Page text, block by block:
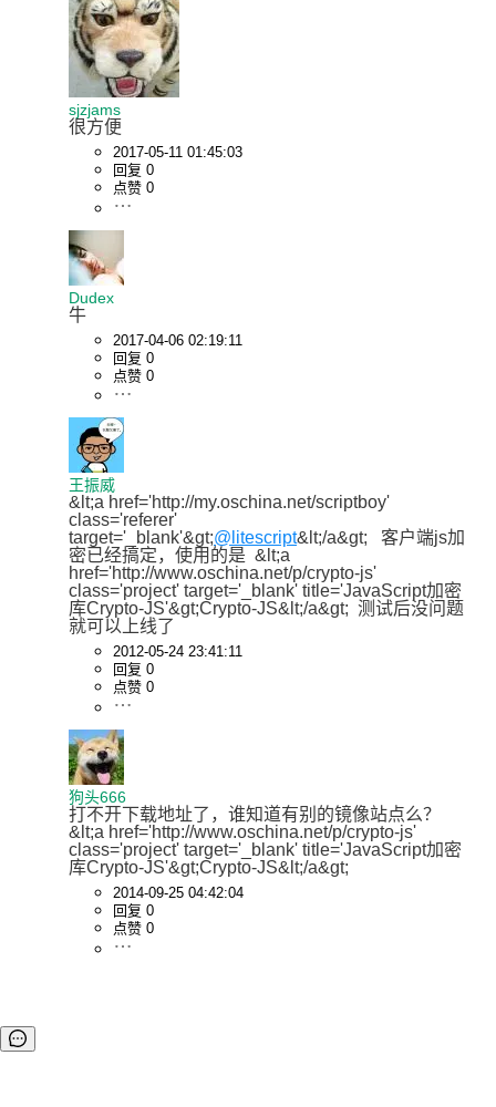
sjzjams
很方便
2017-05-11 01:45:03
回复 0
点赞 0
Dudex
牛
2017-04-06 02:19:11
回复 0
点赞 0
王振威
&lt;a href='http://my.oschina.net/scriptboy'
class='referer'
target='_blank'&gt;@litescript&lt;/a&gt;   客户端js加
密已经搞定，使用的是  &lt;a
href='http://www.oschina.net/p/crypto-js'
class='project' target='_blank' title='JavaScript加密
库Crypto-JS'&gt;Crypto-JS&lt;/a&gt;  测试后没问题
就可以上线了
2012-05-24 23:41:11
回复 0
点赞 0
狗头666
打不开下载地址了，谁知道有别的镜像站点么？
&lt;a href='http://www.oschina.net/p/crypto-js'
class='project' target='_blank' title='JavaScript加密
库Crypto-JS'&gt;Crypto-JS&lt;/a&gt;
2014-09-25 04:42:04
回复 0
点赞 0